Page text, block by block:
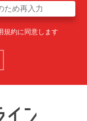
規約に同意します